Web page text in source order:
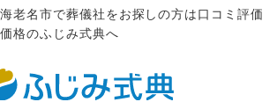
老名市で葬儀社をお探しの方は口コミ評価
格のふじみ式典へ